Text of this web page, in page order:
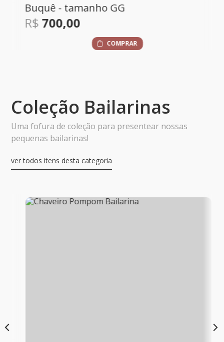
Buquê - tamanho GG
R$700,00
COMPRAR
Coleção Bailarinas
Uma fofura de coleção para presentear nossas
pequenas bailarinas!
ver todos itens desta categoria